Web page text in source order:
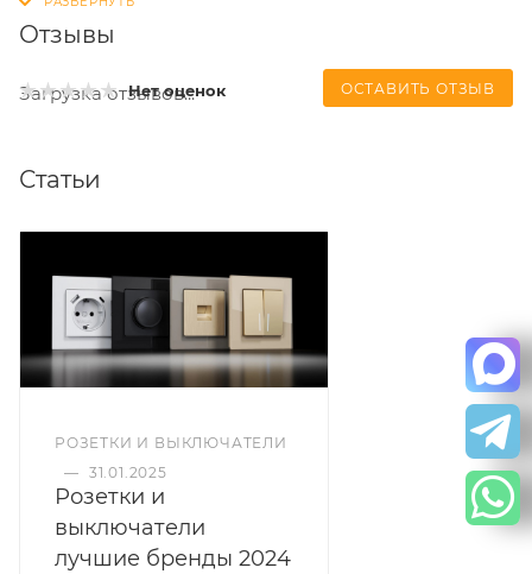
Отзывы
Нет оценок ОСТАВИТЬ ОТЗЫВ
Загрузка отзывов...
Статьи
РОЗЕТКИ И ВЫКЛЮЧАТЕЛИ
— 31.01.2025
Розетки и
выключатели
лучшие бренды 2024